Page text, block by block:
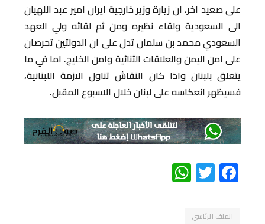
على صعيد اخر، ان زيارة وزير خارجية ايران امير عبد اللهيان
الى السعودية ولقاء نظيره ومن ثم لقائه ولي العهد
السعودي محمد بن سلمان تدل على ان الدولتين تحرصان
على امن اليمن والعلاقات الثنائية وامن الخليج. اما في ما
يتعلق بلبنان واذا كان النقاش تناول الازمة اللبنانية،
فسيظهر انعكاسه على لبنان خلال الاسبوع المقبل.
Facebook
Twitter
WhatsApp
الملف الرئاسي